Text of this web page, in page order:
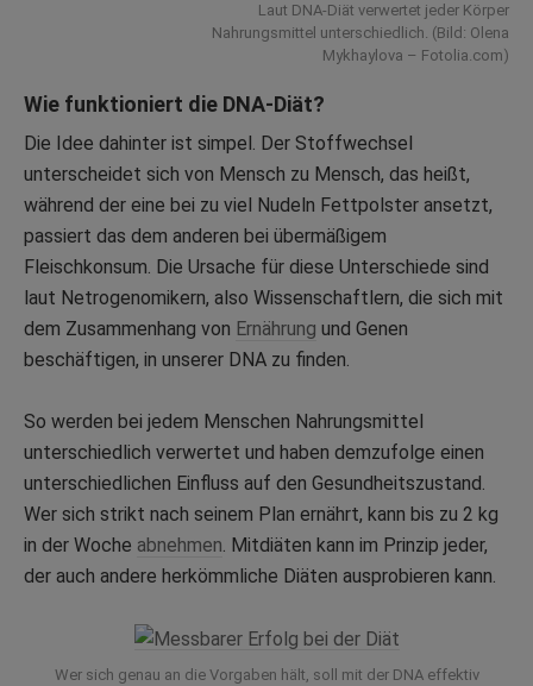
Laut DNA-Diät verwertet jeder Körper
Nahrungsmittel unterschiedlich. (Bild: Olena
Mykhaylova – Fotolia.com)
Wie funktioniert die DNA-Diät?
Die Idee dahinter ist simpel. Der Stoffwechsel
unterscheidet sich von Mensch zu Mensch, das heißt,
während der eine bei zu viel Nudeln Fettpolster ansetzt,
passiert das dem anderen bei übermäßigem
Fleischkonsum. Die Ursache für diese Unterschiede sind
laut Netrogenomikern, also Wissenschaftlern, die sich mit
dem Zusammenhang von Ernährung und Genen
beschäftigen, in unserer DNA zu finden.
So werden bei jedem Menschen Nahrungsmittel
unterschiedlich verwertet und haben demzufolge einen
unterschiedlichen Einfluss auf den Gesundheitszustand.
Wer sich strikt nach seinem Plan ernährt, kann bis zu 2 kg
in der Woche abnehmen. Mitdiäten kann im Prinzip jeder,
der auch andere herkömmliche Diäten ausprobieren kann.
Wer sich genau an die Vorgaben hält, soll mit der DNA effektiv